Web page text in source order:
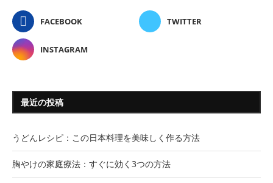
FACEBOOK TWITTER
INSTAGRAM
最近の投稿
うどんレシピ：この日本料理を美味しく作る方法
胸やけの家庭療法：すぐに効く3つの方法